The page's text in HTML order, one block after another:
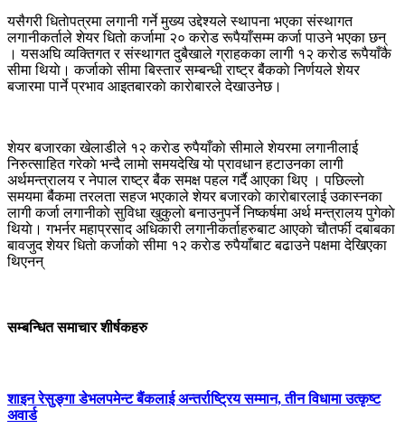
यसैगरी धिताेपत्रमा लगानी गर्ने मुख्य उद्देश्यले स्थापना भएका स‌ंस्थागत
लगानीकर्ताले शेयर धिताे कर्जामा २० कराेड रूपैयाँसम्म कर्जा पाउने भएका छन्
। यसअघि व्यक्तिगत र संस्थागत दुबैखाले ग्राहकका लागी १२ कराेड रूपैयाँकै
सीमा थियाे। कर्जाकाे सीमा बिस्तार सम्बन्धी राष्ट्र बै‌ंककाे निर्णयले शेयर
बजारमा पार्ने प्रभाव आइतबारकाे काराेबारले देखाउनेछ।
शेयर बजारका खेलाडीले १२ कराेड रुपैयाँकाे सीमाले शेयरमा लगानीलाई
निरुत्साहित गरेकाे भन्दै लामाे समयदेखि याे प्रावधान हटाउनका लागी
अर्थमन्त्रालय र नेपाल राष्ट्र बै‌ंक समक्ष पहल गर्दै आएका थिए । पछिल्लाे
समयमा बै‌ंकमा तरलता सहज भएकाले शेयर बजारकाे काराेबारलाई उकास्नका
लागी कर्जा लगानीकाे सुविधा खुकुलाे बनाउनुपर्ने निष्कर्षमा अर्थ मन्त्रालय पुगेकाे
थियाे। गभर्नर महाप्रसाद अधिकारी लगानीकर्ताहरुबाट आएकाे चाैतर्फी दबाबका
बावजुद शेयर धिताे कर्जाकाे सीमा १२ कराेड रुपैयाँबाट बढाउने पक्षमा देखिएका
थिएनन्
सम्बन्धित समाचार शीर्षकहरु
शाइन रेसुङ्गा डेभलपमेन्ट बैंकलाई अन्तर्राष्ट्रिय सम्मान, तीन विधामा उत्कृष्ट
अवार्ड